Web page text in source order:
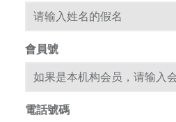
藝
學
校
，
資
會員號
電話號碼